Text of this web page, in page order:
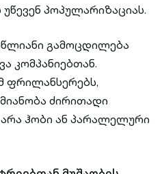
პოპულარიზაციას.
გამოცდილება
კომპანიებთან.
ფრილანსერებს,
ძირითადი
ჰობი ან პარალელური